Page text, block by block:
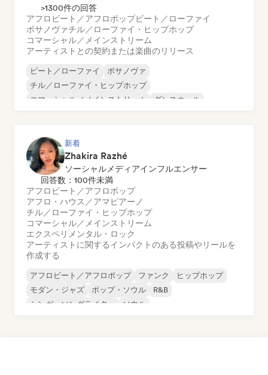
>1300件の回答
アフロビート／アフロポップビート／ローファイ
ボサノヴァチル／ローファイ・ヒップホップ
コマーシャル／メインストリーム
アーティストとの契約または楽曲のリリース
ビート／ローファイ
ボサノヴァ
チル／ローファイ・ヒップホップ
コマーシャル／メインストリーム
ダンスホール
新着
Zhakira Razhé
ソーシャルメディアインフルエンサー
回答数：100件未満
アフロビート／アフロポップ
アフロ・ハウス／アマピアーノ
チル／ローファイ・ヒップホップ
コマーシャル／メインストリーム
エクスペリメンタル・ロック
アーティストに関するインパクトのある投稿やリールを
作成する
アフロビート／アフロポップ ファンク
ヒップホップ
モダン・ジャズ
ポップ・ソウル
R&B
シンガーソングライター
ソウル